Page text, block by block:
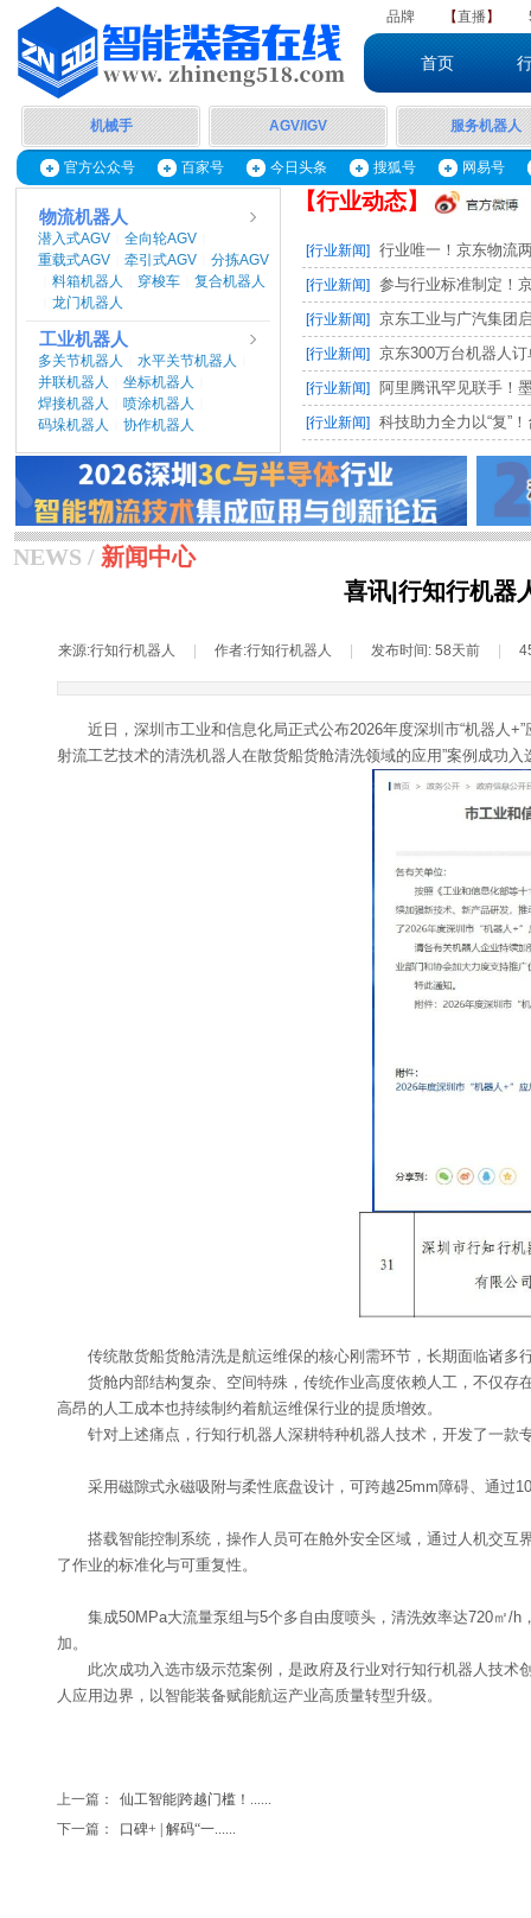
品牌 【直播】
首页
机械手 服务机器人
AGV/IGV
官方公众号 百家号 今日头条 搜狐号 网易号
【行业动态】
物流机器人
潜入式AGV 全向轮AGV
重载式AGV 牵引式AGV 分拣AGV
料箱机器人 穿梭车 复合机器人
龙门机器人
工业机器人
多关节机器人 水平关节机器人
并联机器人 坐标机器人
焊接机器人 喷涂机器人
码垛机器人 协作机器人
[行业新闻] 行业唯一！京东物流
[行业新闻] 参与行业标准制定！
[行业新闻] 京东工业与广汽集团
[行业新闻] 京东300万台机器人
[行业新闻] 阿里腾讯罕见联手！
[行业新闻] 科技助力全力以“复”
NEWS / 新闻中心
喜讯|行知行机器
来源:行知行机器人 作者:行知行机器人 发布时间: 58天前
近日，深圳市工业和信息化局正式公布2026年度深圳市“机器人
射流工艺技术的清洗机器人在散货船货舱清洗领域的应用”案例成功
传统散货船货舱清洗是航运维保的核心刚需环节，长期面临诸多
货舱内部结构复杂、空间特殊，传统作业高度依赖人工，不仅
高昂的人工成本也持续制约着航运维保行业的提质增效。
针对上述痛点，行知行机器人深耕特种机器人技术，开发了一
采用磁隙式永磁吸附与柔性底盘设计，可跨越25mm障碍、通过
搭载智能控制系统，操作人员可在舱外安全区域，通过人机交
了作业的标准化与可重复性。
集成50MPa大流量泵组与5个多自由度喷头，清洗效率达720㎡/
加。
此次成功入选市级示范案例，是政府及行业对行知行机器人技
人应用边界，以智能装备赋能航运产业高质量转型升级。
上一篇：
仙工智能|跨越门槛！......
下一篇：
口碑+ | 解码“一......